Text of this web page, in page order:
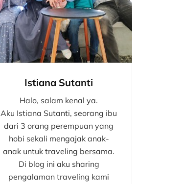
Istiana Sutanti
Halo, salam kenal ya.
Aku Istiana Sutanti, seorang ibu
dari 3 orang perempuan yang
hobi sekali mengajak anak-
anak untuk traveling bersama.
Di blog ini aku sharing
pengalaman traveling kami